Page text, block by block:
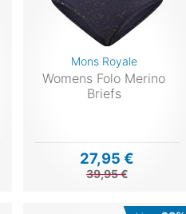
Mons Royale
Womens Folo Merino
Briefs
27,95 €
39,95 €